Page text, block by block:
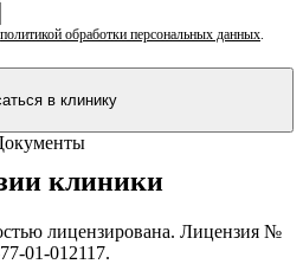
политикой обработки персональных данных.
в клинику
клиники
лицензирована. Лицензия №
01-012117.